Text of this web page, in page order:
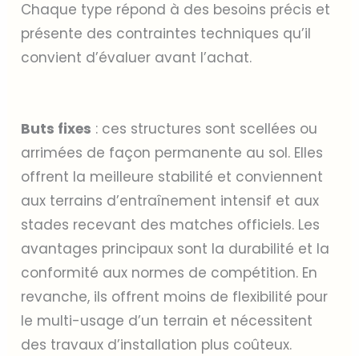
Chaque type répond à des besoins précis et
présente des contraintes techniques qu’il
convient d’évaluer avant l’achat.
Buts fixes : ces structures sont scellées ou
arrimées de façon permanente au sol. Elles
offrent la meilleure stabilité et conviennent
aux terrains d’entraînement intensif et aux
stades recevant des matches officiels. Les
avantages principaux sont la durabilité et la
conformité aux normes de compétition. En
revanche, ils offrent moins de flexibilité pour
le multi-usage d’un terrain et nécessitent
des travaux d’installation plus coûteux.